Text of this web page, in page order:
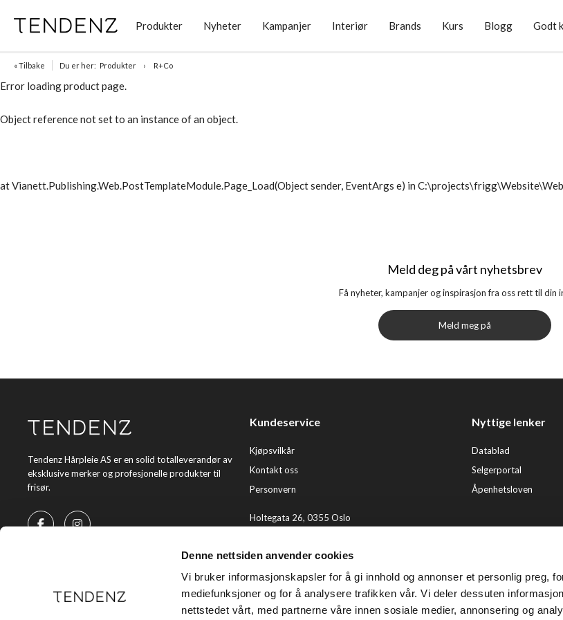
Denne nettsiden anvender cookies
Vi bruker informasjonskapsler for å gi innhold og annonser et personlig preg,
mediefunksjoner og for å analysere trafikken vår. Vi deler dessuten
nettstedet vårt, med partnerne våre innen sosiale medier, annonsering og
Produkter Nyheter Kampanjer Interiør Brands Kurs Blogg Godt
« Tilbake Du er her: Produkter R+Co
Error loading product page.
Object reference not set to an instance of an object.
at Vianett.Publishing.Web.PostTemplateModule.Page_Load(Object sender, EventArgs e) in
Meld deg på vårt nyhetsbrev
Få nyheter, kampanjer og inspirasjon fra oss rett til din
Meld meg på
Tendenz Hårpleie AS er en solid totalleverandør av
eksklusive merker og profesjonelle produkter til
frisør.
Kundeservice
Kjøpsvilkår
Kontakt oss
Personvern
Holtegata 26, 0355 Oslo
E-post:kundeservice@tendenz.net
Nyttige lenker
Datablad
Selgerportal
Åpenhetsloven